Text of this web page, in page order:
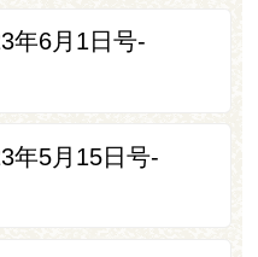
年6月1日号-
年5月15日号-